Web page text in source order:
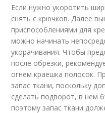
Если нужно укоротить
снять с крючков. Далее
приспособлениями для
можно начинать
укорачивания. Чтобы
после обрезки,
огнем краешка полосок.
запас ткани, поскольку
сделать подворот, в нем
поэтому запас ткани